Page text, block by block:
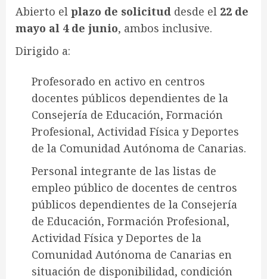
Abierto el plazo de solicitud desde el 22 de
mayo al 4 de junio, ambos inclusive.
Dirigido a:
Profesorado en activo en centros
docentes públicos dependientes de la
Consejería de Educación, Formación
Profesional, Actividad Física y Deportes
de la Comunidad Autónoma de Canarias.
Personal integrante de las listas de
empleo público de docentes de centros
públicos dependientes de la Consejería
de Educación, Formación Profesional,
Actividad Física y Deportes de la
Comunidad Autónoma de Canarias en
situación de disponibilidad, condición